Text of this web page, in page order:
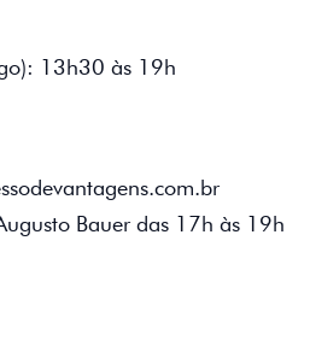
13h30 às 19h
Bauer das 17h às 19h